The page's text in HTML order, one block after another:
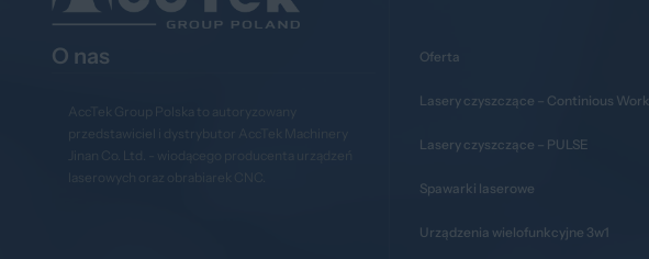
O nas
AccTek Group Polska to autoryzowany
przedstawiciel i dystrybutor AccTek Machinery
Jinan Co. Ltd. - wiodącego producenta urządzeń
laserowych oraz obrabiarek CNC.
Oferta
Lasery czyszczące – Continious Work
Lasery czyszczące – PULSE
Spawarki laserowe
Urządzenia wielofunkcyjne 3w1